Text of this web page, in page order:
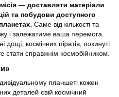
— доставляти матеріали
та побудови доступного
Саме від кількості та
і залежатиме ваша перемога.
космічних піратів, покинуті
стати справжнім космобійником.
планшеті кожен
деталей свій космічний